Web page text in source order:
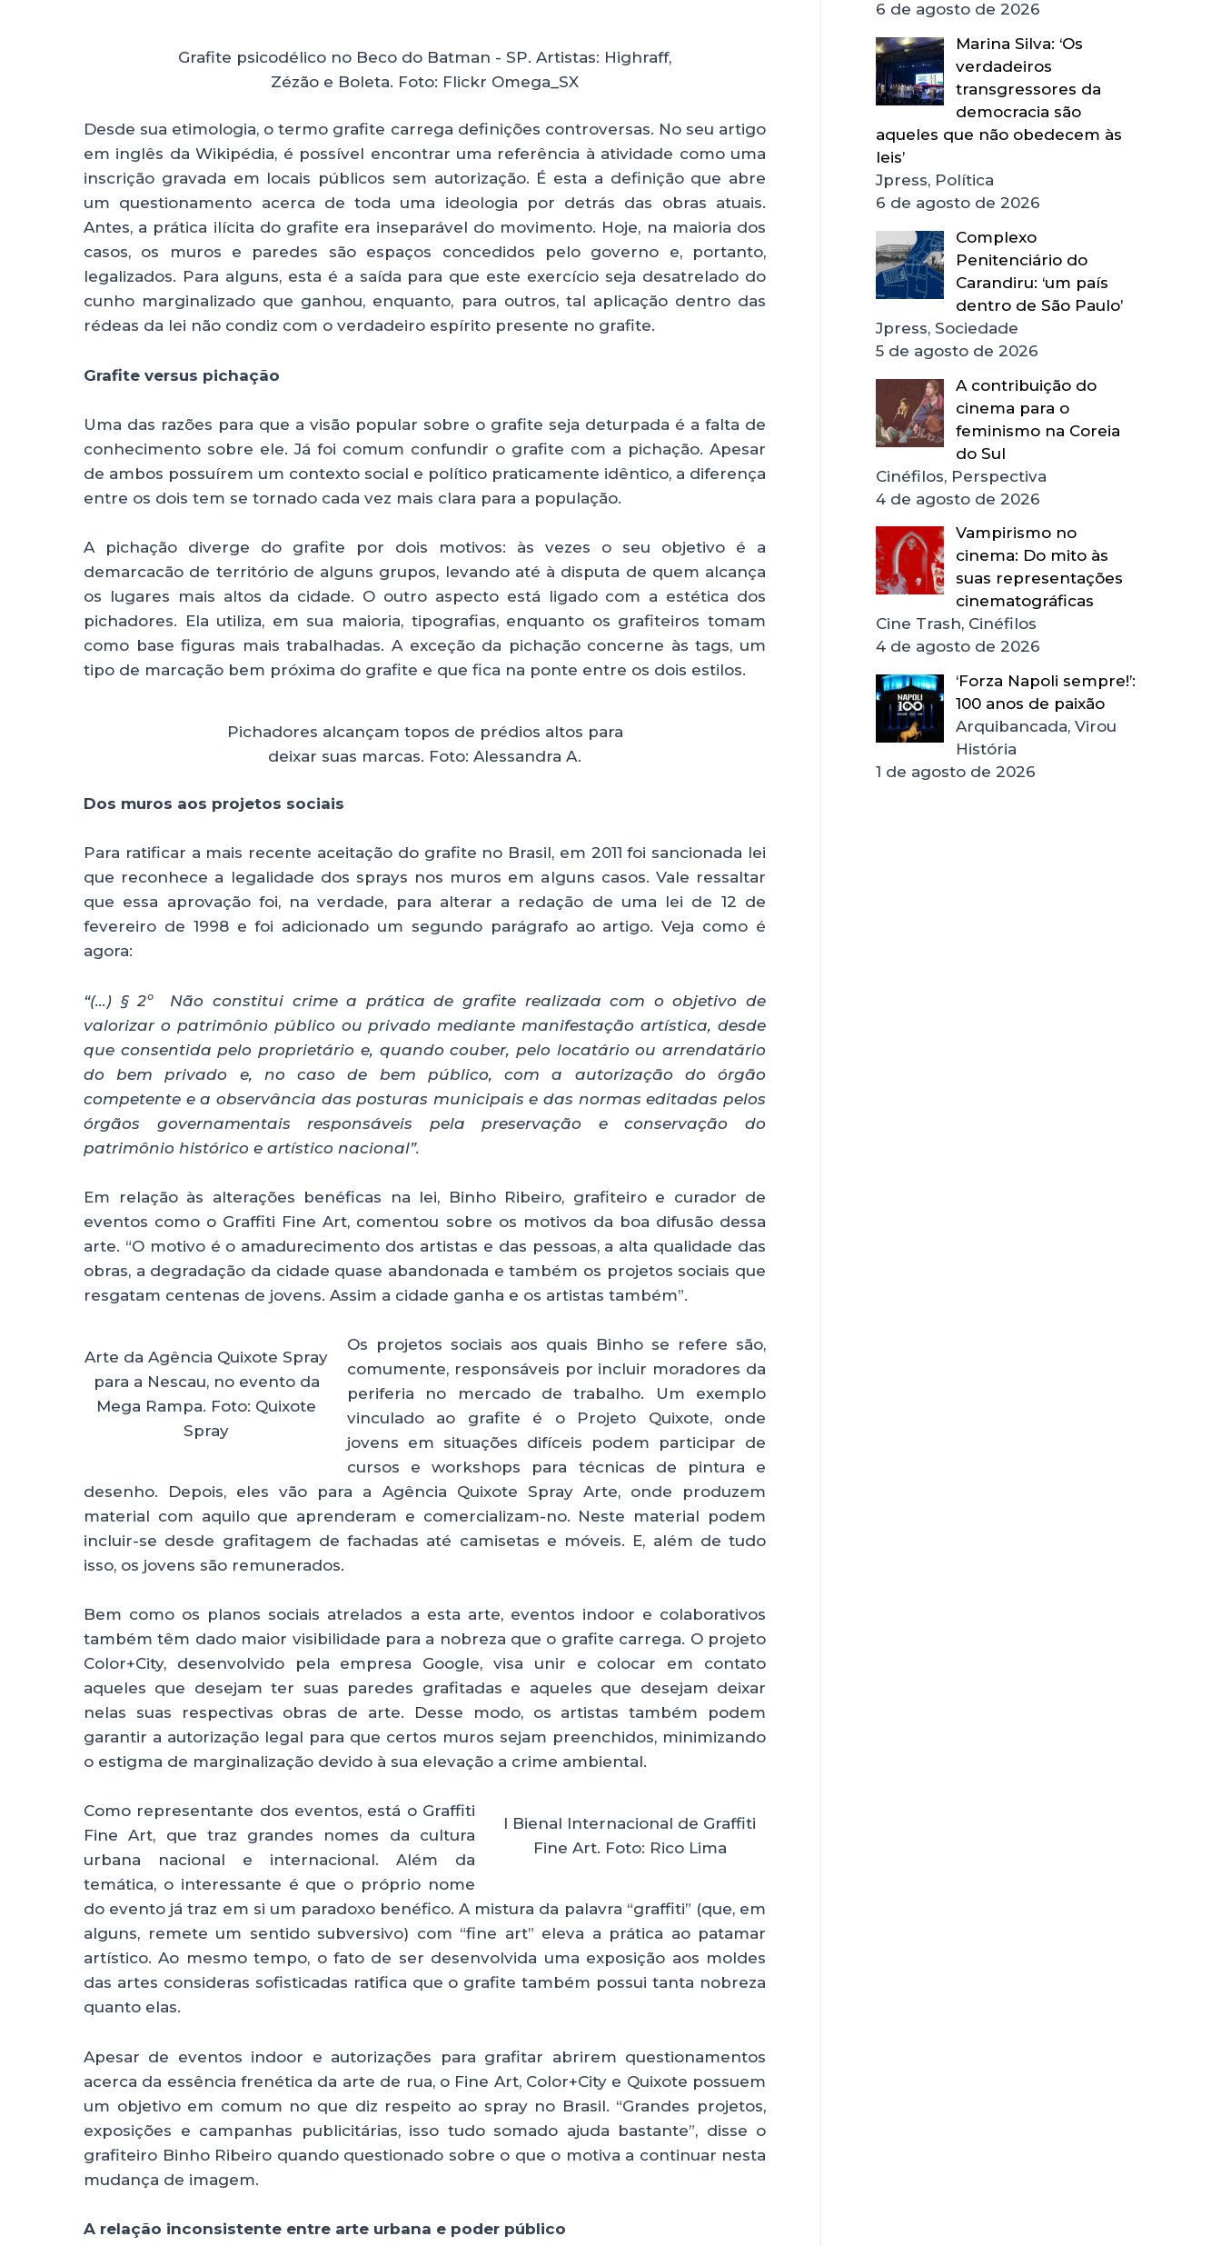
Grafite psicodélico no Beco do Batman - SP. Artistas: Highraff,
Zézão e Boleta. Foto: Flickr Omega_SX
Desde sua etimologia, o termo grafite carrega definições controversas. No seu artigo
em inglês da Wikipédia, é possível encontrar uma referência à atividade como uma
inscrição gravada em locais públicos sem autorização. É esta a definição que abre
um questionamento acerca de toda uma ideologia por detrás das obras atuais.
Antes, a prática ilícita do grafite era inseparável do movimento. Hoje, na maioria dos
casos, os muros e paredes são espaços concedidos pelo governo e, portanto,
legalizados. Para alguns, esta é a saída para que este exercício seja desatrelado do
cunho marginalizado que ganhou, enquanto, para outros, tal aplicação dentro das
rédeas da lei não condiz com o verdadeiro espírito presente no grafite.
Grafite versus pichação
Uma das razões para que a visão popular sobre o grafite seja deturpada é a falta de
conhecimento sobre ele. Já foi comum confundir o grafite com a pichação. Apesar
de ambos possuírem um contexto social e político praticamente idêntico, a diferença
entre os dois tem se tornado cada vez mais clara para a população.
A pichação diverge do grafite por dois motivos: às vezes o seu objetivo é a
demarcacão de território de alguns grupos, levando até à disputa de quem alcança
os lugares mais altos da cidade. O outro aspecto está ligado com a estética dos
pichadores. Ela utiliza, em sua maioria, tipografias, enquanto os grafiteiros tomam
como base figuras mais trabalhadas. A exceção da pichação concerne às tags, um
tipo de marcação bem próxima do grafite e que fica na ponte entre os dois estilos.
Pichadores alcançam topos de prédios altos para
deixar suas marcas. Foto: Alessandra A.
Dos muros aos projetos sociais
Para ratificar a mais recente aceitação do grafite no Brasil, em 2011 foi sancionada lei
que reconhece a legalidade dos sprays nos muros em alguns casos. Vale ressaltar
que essa aprovação foi, na verdade, para alterar a redação de uma lei de 12 de
fevereiro de 1998 e foi adicionado um segundo parágrafo ao artigo. Veja como é
agora:
“(…) § 2º Não constitui crime a prática de grafite realizada com o objetivo de
valorizar o patrimônio público ou privado mediante manifestação artística, desde
que consentida pelo proprietário e, quando couber, pelo locatário ou arrendatário
do bem privado e, no caso de bem público, com a autorização do órgão
competente e a observância das posturas municipais e das normas editadas pelos
órgãos governamentais responsáveis pela preservação e conservação do
patrimônio histórico e artístico nacional”.
Em relação às alterações benéficas na lei, Binho Ribeiro, grafiteiro e curador de
eventos como o Graffiti Fine Art, comentou sobre os motivos da boa difusão dessa
arte. “O motivo é o amadurecimento dos artistas e das pessoas, a alta qualidade das
obras, a degradação da cidade quase abandonada e também os projetos sociais que
resgatam centenas de jovens. Assim a cidade ganha e os artistas também”.
Arte da Agência Quixote Spray
para a Nescau, no evento da
Mega Rampa. Foto: Quixote
Spray
Os projetos sociais aos quais Binho se refere são,
comumente, responsáveis por incluir moradores da
periferia no mercado de trabalho. Um exemplo
vinculado ao grafite é o Projeto Quixote, onde
jovens em situações difíceis podem participar de
cursos e workshops para técnicas de pintura e
desenho. Depois, eles vão para a Agência Quixote Spray Arte, onde produzem
material com aquilo que aprenderam e comercializam-no. Neste material podem
incluir-se desde grafitagem de fachadas até camisetas e móveis. E, além de tudo
isso, os jovens são remunerados.
Bem como os planos sociais atrelados a esta arte, eventos indoor e colaborativos
também têm dado maior visibilidade para a nobreza que o grafite carrega. O projeto
Color+City, desenvolvido pela empresa Google, visa unir e colocar em contato
aqueles que desejam ter suas paredes grafitadas e aqueles que desejam deixar
nelas suas respectivas obras de arte. Desse modo, os artistas também podem
garantir a autorização legal para que certos muros sejam preenchidos, minimizando
o estigma de marginalização devido à sua elevação a crime ambiental.
I Bienal Internacional de Graffiti
Fine Art. Foto: Rico Lima
Como representante dos eventos, está o Graffiti
Fine Art, que traz grandes nomes da cultura
urbana nacional e internacional. Além da
temática, o interessante é que o próprio nome
do evento já traz em si um paradoxo benéfico. A mistura da palavra “graffiti” (que, em
alguns, remete um sentido subversivo) com “fine art” eleva a prática ao patamar
artístico. Ao mesmo tempo, o fato de ser desenvolvida uma exposição aos moldes
das artes consideras sofisticadas ratifica que o grafite também possui tanta nobreza
quanto elas.
Apesar de eventos indoor e autorizações para grafitar abrirem questionamentos
acerca da essência frenética da arte de rua, o Fine Art, Color+City e Quixote possuem
um objetivo em comum no que diz respeito ao spray no Brasil. “Grandes projetos,
exposições e campanhas publicitárias, isso tudo somado ajuda bastante”, disse o
grafiteiro Binho Ribeiro quando questionado sobre o que o motiva a continuar nesta
mudança de imagem.
A relação inconsistente entre arte urbana e poder público
6 de agosto de 2026
Marina Silva: ‘Os
verdadeiros
transgressores da
democracia são
aqueles que não obedecem às
leis’
Jpress, Política
6 de agosto de 2026
Complexo
Penitenciário do
Carandiru: ‘um país
dentro de São Paulo’
Jpress, Sociedade
5 de agosto de 2026
A contribuição do
cinema para o
feminismo na Coreia
do Sul
Cinéfilos, Perspectiva
4 de agosto de 2026
Vampirismo no
cinema: Do mito às
suas representações
cinematográficas
Cine Trash, Cinéfilos
4 de agosto de 2026
‘Forza Napoli sempre!’:
100 anos de paixão
Arquibancada, Virou
História
1 de agosto de 2026